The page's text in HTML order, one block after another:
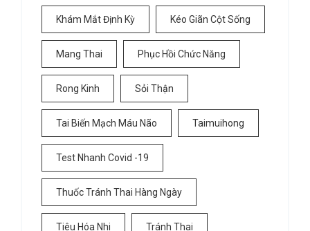
Khám Mắt Định Kỳ Kéo Giãn Cột Sống
Mang Thai Phục Hồi Chức Năng
Rong Kinh Sỏi Thận
Tai Biến Mạch Máu Não Taimuihong
Test Nhanh Covid -19
Thuốc Tránh Thai Hàng Ngày
Tiêu Hóa Nhi Tránh Thai